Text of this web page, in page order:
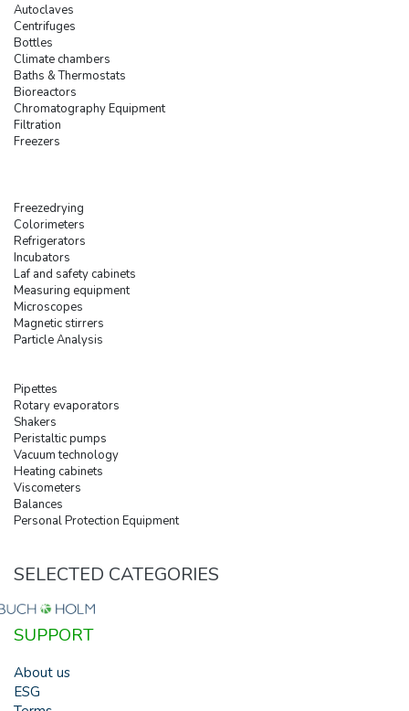
Autoclaves
Centrifuges
Bottles
Climate chambers
Baths & Thermostats
Bioreactors
Chromatography Equipment
Filtration
Freezers
Freezedrying
Colorimeters
Refrigerators
Incubators
Laf and safety cabinets
Measuring equipment
Microscopes
Magnetic stirrers
Particle Analysis
Pipettes
Rotary evaporators
Shakers
Peristaltic pumps
Vacuum technology
Heating cabinets
Viscometers
Balances
Personal Protection Equipment
SELECTED CATEGORIES
SUPPORT
About us
ESG